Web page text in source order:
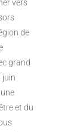
vers
de
grand
juin
et du